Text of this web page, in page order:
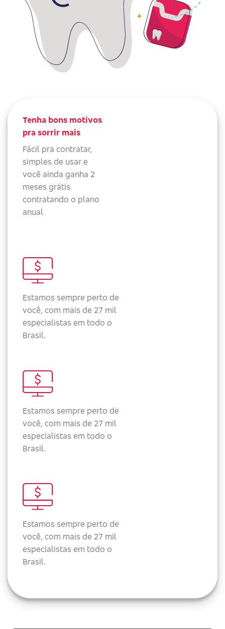
Tenha bons motivos
pra sorrir mais
Fácil pra contratar,
simples de usar e
você ainda ganha 2
meses grátis
contratando o plano
anual
Estamos sempre perto de
você, com mais de 27 mil
especialistas em todo o
Brasil.
Estamos sempre perto de
você, com mais de 27 mil
especialistas em todo o
Brasil.
Estamos sempre perto de
você, com mais de 27 mil
especialistas em todo o
Brasil.